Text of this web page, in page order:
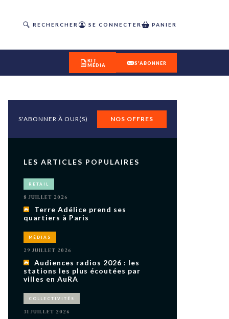
RECHERCHER SE CONNECTER PANIER
de
sur
ACHETER LE NUMÉRO
M’ABONNER À OURSCOM PENDANT
KIT
MÉDIA
S'ABONNER
S'ABONNER À OUR(S) NOS OFFRES
LES ARTICLES POPULAIRES
RETAIL
8 JUILLET 2026
Terre Adélice prend ses
quartiers à Paris
MÉDIAS
29 JUILLET 2026
Audiences radios 2026 : les
stations les plus écoutées par
villes en AuRA
COLLECTIVITÉS
31 JUILLET 2026